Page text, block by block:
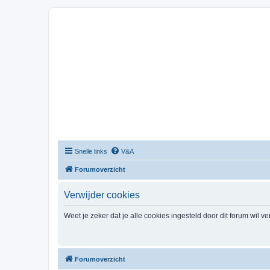
Snelle links V&A
Forumoverzicht
Verwijder cookies
Weet je zeker dat je alle cookies ingesteld door dit forum wil
Forumoverzicht